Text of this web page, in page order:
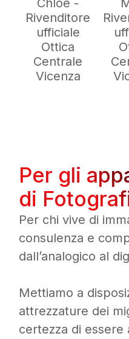
Per gli
di
Per chi vive di
consulenza e
dall’analogico al
Mettiamo a
attrezzature dei
certezza di essere